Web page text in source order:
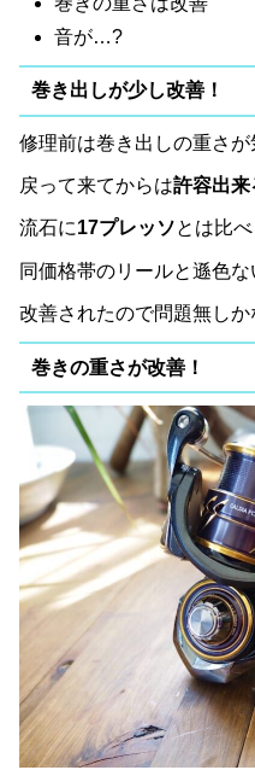
音が…?
巻き出しが少し改善！
修理前は巻き出しの重さ
戻って来てからは許容出来
流石に17プレッソとは比
同価格帯のリールと遜色
改善されたので問題無しか
巻きの重さが改善！